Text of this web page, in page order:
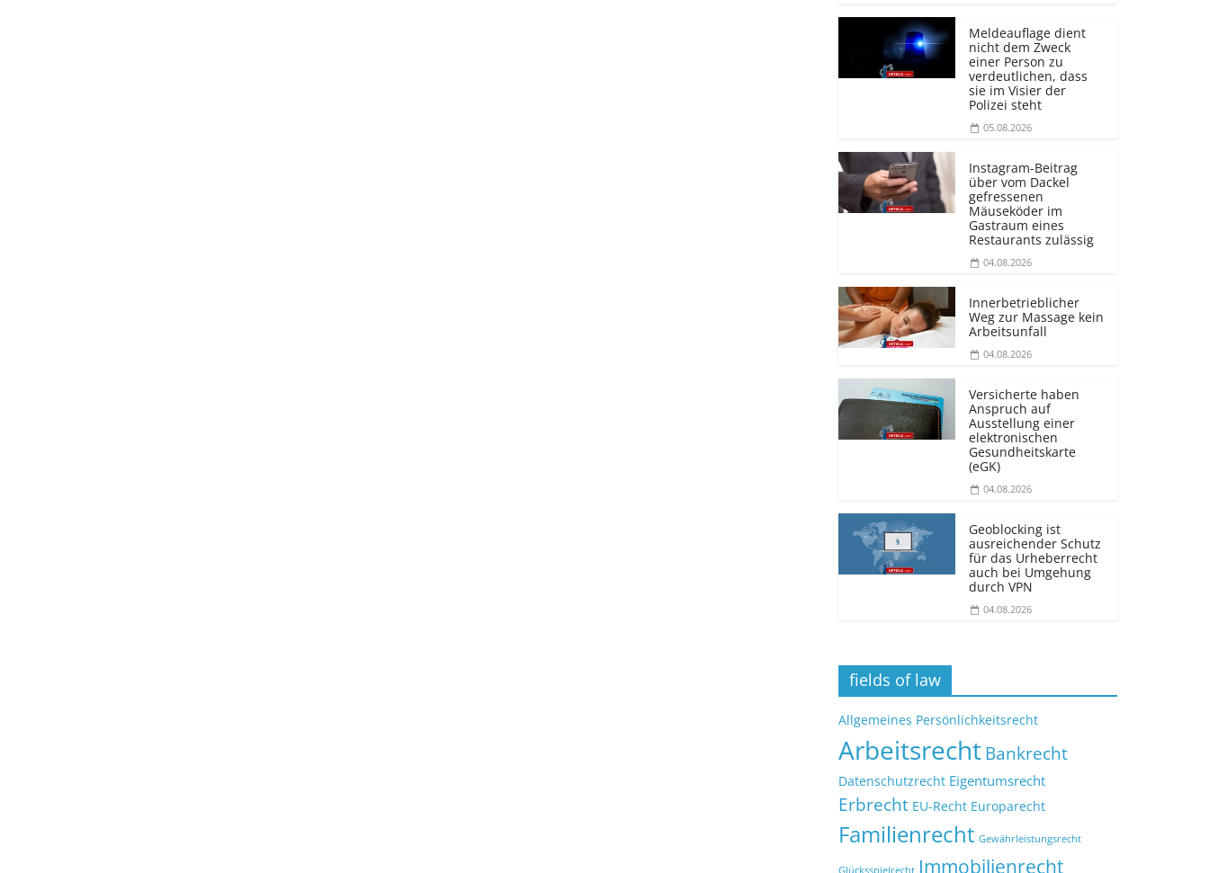
Meldeauflage dient
nicht dem Zweck
einer Person zu
verdeutlichen, dass
sie im Visier der
Polizei steht
05.08.2026
Instagram-Beitrag
über vom Dackel
gefressenen
Mäuseköder im
Gastraum eines
Restaurants zulässig
04.08.2026
Innerbetrieblicher
Weg zur Massage kein
Arbeitsunfall
04.08.2026
Versicherte haben
Anspruch auf
Ausstellung einer
elektronischen
Gesundheitskarte
(eGK)
04.08.2026
Geoblocking ist
ausreichender Schutz
für das Urheberrecht
auch bei Umgehung
durch VPN
04.08.2026
fields of law
Allgemeines Persönlichkeitsrecht
ArbeitsrechtBankrecht
Datenschutzrecht Eigentumsrecht
Erbrecht EU-Recht Europarecht
Familienrecht Gewährleistungsrecht
Glücksspielrecht Immobilienrecht